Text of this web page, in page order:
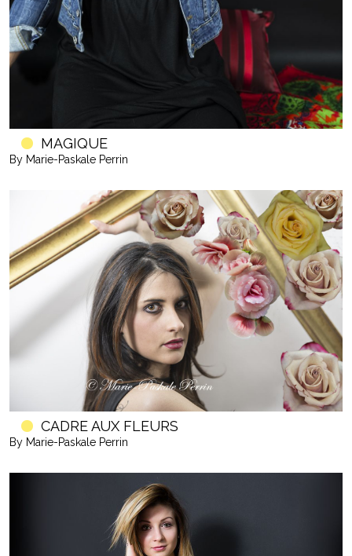
MAGIQUE
By Marie-Paskale Perrin
CADRE AUX FLEURS
By Marie-Paskale Perrin